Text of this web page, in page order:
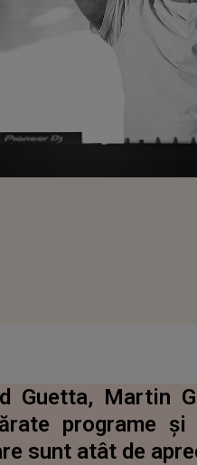
Guetta, Martin
programe
sunt atât de